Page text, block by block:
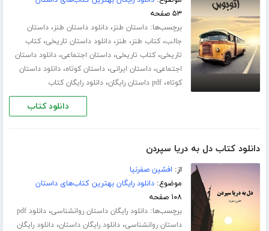
۵۳ صفحه
برچسب‌ها:داستان طنز،دانلود داستان طنز،داستان
جالب،کتاب طنز، طنز،دانلود داستان تاریخی،کتاب
تاریخی،کتاب تاریخی،داستان اجتماعی،دانلود داستان
اجتماعی،داستان ایرانی،داستان کوتاه،دانلود داستان
کوتاه،pdf داستان رایگان ،دانلود رایگان کتاب
دانلود کتاب
دانلود کتاب دل به دریا سپردن
از: افشین صفرنیا
موضوع:دانلود رایگان بهترین کتاب‌های داستان
۱۰۸ صفحه
برچسب‌ها:دانلود رایگان داستان روانشناسی،
دانلود pdf
داستان روانشناسی،دانلود رایگان داستان،دانلود رایگان